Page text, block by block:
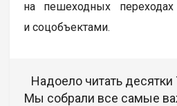
на пешеходных
и соцобъектами.
Надоело читать
Мы собрали все самые